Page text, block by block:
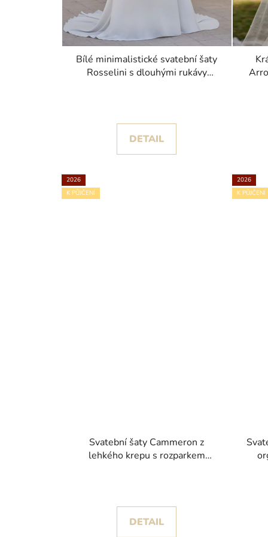
Bílé minimalistické svatební šaty
Rosselini s dlouhými rukávy
DETAIL
2026
K PŮJČENÍ
Svatební šaty Cammeron z
lehkého krepu s rozparkem
DETAIL
2026
K PŮJČENÍ